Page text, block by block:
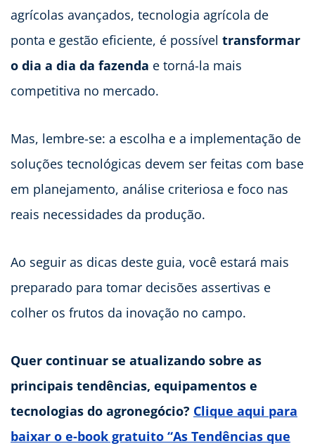
agrícolas avançados, tecnologia agrícola de
ponta e gestão eficiente, é possível transformar
o dia a dia da fazenda e torná-la mais
competitiva no mercado.
Mas, lembre-se: a escolha e a implementação de
soluções tecnológicas devem ser feitas com base
em planejamento, análise criteriosa e foco nas
reais necessidades da produção.
Ao seguir as dicas deste guia, você estará mais
preparado para tomar decisões assertivas e
colher os frutos da inovação no campo.
Quer continuar se atualizando sobre as
principais tendências, equipamentos e
tecnologias do agronegócio? Clique aqui para
baixar o e-book gratuito “As Tendências que